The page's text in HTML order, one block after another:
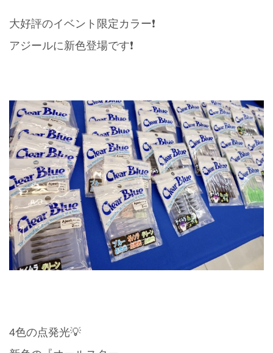
大好評のイベント限定カラー❗️
アジールに新色登場です❗️
4色の点発光💡